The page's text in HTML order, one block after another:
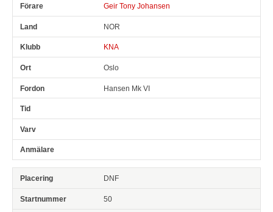
Geir Tony Johansen
NOR
KNA
Oslo
Hansen Mk VI
DNF
50